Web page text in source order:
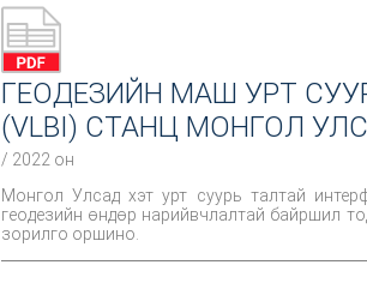
ГЕОДЕЗИЙН МАШ УРТ
(VLBI) СТАНЦ МОНГОЛ
/ 2022 он
Монгол Улсад хэт урт суурь талтай
геодезийн өндөр нарийвчлалтай байршил
зорилго оршино.